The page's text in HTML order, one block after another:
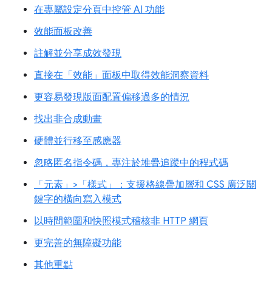
在專屬設定分頁中控管 AI 功能
效能面板改善
註解並分享成效發現
直接在「效能」面板中取得效能洞察資料
更容易發現版面配置偏移過多的情況
找出非合成動畫
硬體並行移至感應器
忽略匿名指令碼，專注於堆疊追蹤中的程式碼
「元素」>「樣式」：支援格線疊加層和 CSS 廣泛關
鍵字的橫向寫入模式
以時間範圍和快照模式稽核非 HTTP 網頁
更完善的無障礙功能
其他重點